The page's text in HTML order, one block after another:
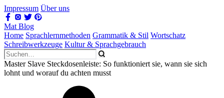
Impressum Über uns
Mat Blog
Home Sprachlernmethoden Grammatik & Stil Wortschatz
Schreibwerkzeuge Kultur & Sprachgebrauch
Master Slave Steckdosenleiste: So funktioniert sie, wann sie sich
lohnt und worauf du achten musst